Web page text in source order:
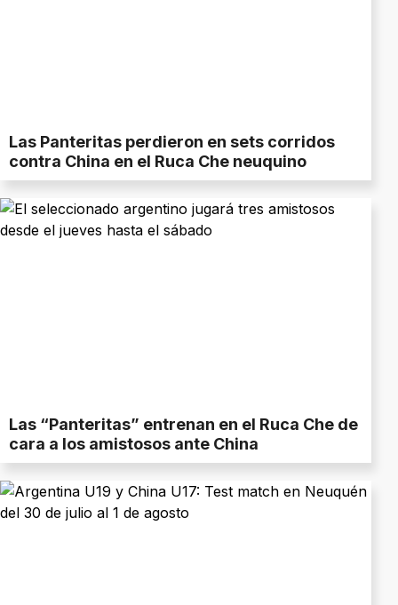
Las Panteritas perdieron en sets corridos
contra China en el Ruca Che neuquino
Las “Panteritas” entrenan en el Ruca Che de
cara a los amistosos ante China